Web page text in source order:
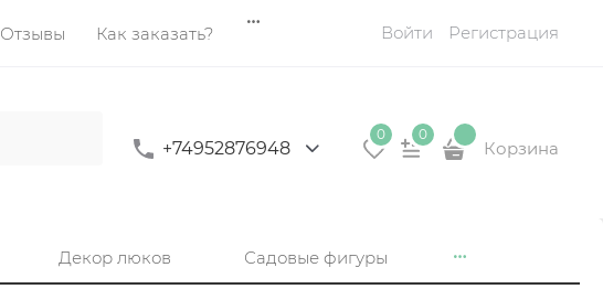
Отзывы Как заказать? Войти Регистрация
+74952876948
0 0
Корзина
Декор люков Садовые фигуры